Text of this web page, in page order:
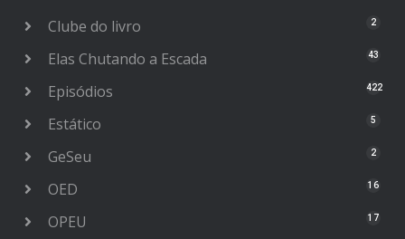
Clube do livro 2
Elas Chutando a Escada 43
Episódios 422
Estático 5
GeSeu 2
OED 16
OPEU 17